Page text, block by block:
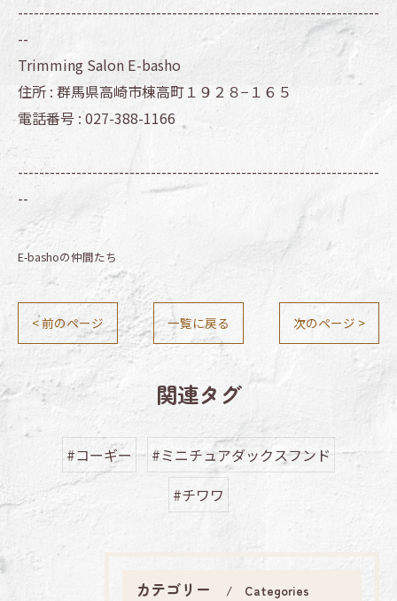
--------------------------------------------------------------------
--
Trimming Salon E-basho
住所 : 群馬県高崎市棟高町１９２８−１６５
電話番号 : 027-388-1166
--------------------------------------------------------------------
--
E-bashoの仲間たち
< 前のページ 一覧に戻る 次のページ >
関連タグ
#コーギー
#ミニチュアダックスフンド
#チワワ
カテゴリー Categories